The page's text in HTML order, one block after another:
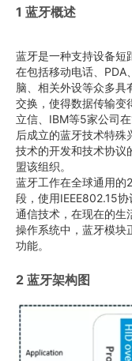
1 蓝牙概述
蓝牙是一种支持设备短
在包括移动电话、PDA
脑、相关外设等众多具
交换，使得数据传输变
立信、IBM等5家公司
后成立的蓝牙技术特殊
技术的开发和技术协议
盟该组织。
蓝牙工作在全球通用的
段，使用IEEE802.15
通信技术，在现在的生
操作系统中，蓝牙模块
功能。
2 蓝牙架构图